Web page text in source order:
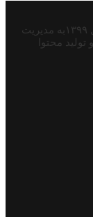
موسسه مانا در راستای پیشبرد اهداف خود از سال ۱۳۹۹به مدیریت
محتوا